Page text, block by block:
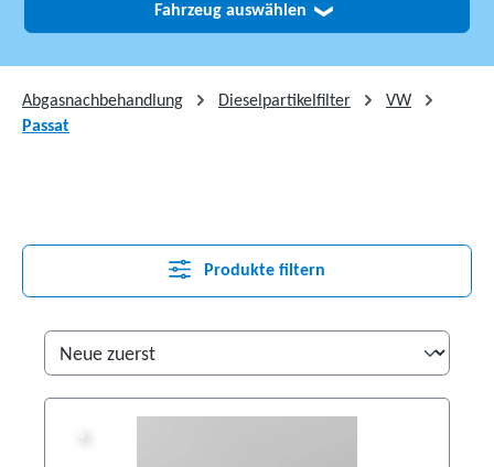
Fahrzeug auswählen ❯
Abgasnachbehandlung Dieselpartikelfilter
VW
Passat
Produkte filtern